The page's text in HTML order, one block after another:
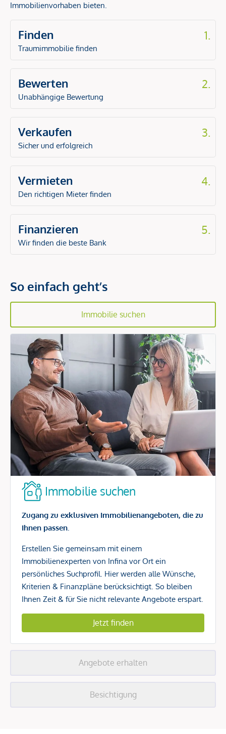
Immobilienvorhaben bieten.
Finden
Traumimmobilie finden
1.
Bewerten
Unabhängige Bewertung
2.
Verkaufen
Sicher und erfolgreich
3.
Vermieten
Den richtigen Mieter finden
4.
Finanzieren
Wir finden die beste Bank
5.
So einfach geht’s
Immobilie suchen
Immobilie suchen
Zugang zu exklusiven Immobilienangeboten, die zu
Ihnen passen.
Erstellen Sie gemeinsam mit einem
Immobilienexperten von Infina vor Ort ein
persönliches Suchprofil. Hier werden alle Wünsche,
Kriterien & Finanzpläne berücksichtigt. So bleiben
Ihnen Zeit & für Sie nicht relevante Angebote erspart.
Jetzt finden
Angebote erhalten
Besichtigung